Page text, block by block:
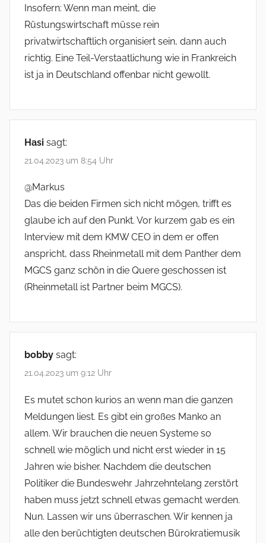
Insofern: Wenn man meint, die
Rüstungswirtschaft müsse rein
privatwirtschaftlich organisiert sein, dann auch
richtig. Eine Teil-Verstaatlichung wie in Frankreich
ist ja in Deutschland offenbar nicht gewollt.
Hasi sagt:
21.04.2023 um 8:54 Uhr
@Markus
Das die beiden Firmen sich nicht mögen, trifft es
glaube ich auf den Punkt. Vor kurzem gab es ein
Interview mit dem KMW CEO in dem er offen
anspricht, dass Rheinmetall mit dem Panther dem
MGCS ganz schön in die Quere geschossen ist
(Rheinmetall ist Partner beim MGCS).
bobby sagt:
21.04.2023 um 9:12 Uhr
Es mutet schon kurios an wenn man die ganzen
Meldungen liest. Es gibt ein großes Manko an
allem. Wir brauchen die neuen Systeme so
schnell wie möglich und nicht erst wieder in 15
Jahren wie bisher. Nachdem die deutschen
Politiker die Bundeswehr Jahrzehntelang zerstört
haben muss jetzt schnell etwas gemacht werden.
Nun. Lassen wir uns überraschen. Wir kennen ja
alle den berüchtigten deutschen Bürokratiemusik